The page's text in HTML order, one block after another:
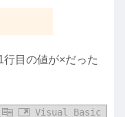
目の値が×だった
Visual Basic